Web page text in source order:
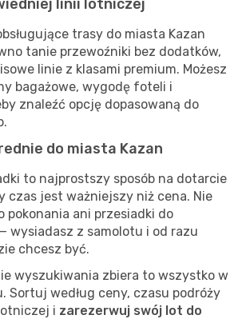
linii lotniczej
trasy do miasta Kazan
tanie przewoźniki bez dodatków,
linie z klasami premium. Możesz
bagażowe, wygodę foteli i
znaleźć opcję dopasowaną do
do miasta Kazan
to najprostszy sposób na dotarcie
czas jest ważniejszy niż cena. Nie
pokonania ani przesiadki do
wysiadasz z samolotu i od razu
chcesz być.
wyszukiwania zbiera to wszystko w
Sortuj według ceny, czasu podróży
i zarezerwuj swój lot do